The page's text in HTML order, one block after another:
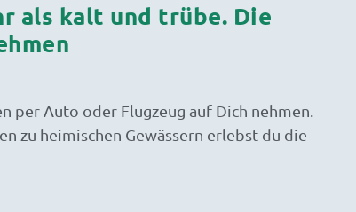
als kalt und trübe. Die
per Auto oder Flugzeug auf Dich nehmen.
zu heimischen Gewässern erlebst du die